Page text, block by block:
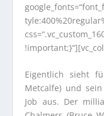
Eigentlich sieht
Metcalfe) und
Job aus. Der